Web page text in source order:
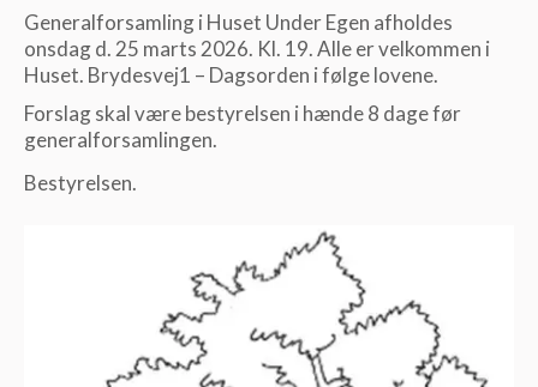
Generalforsamling i Huset Under Egen afholdes
onsdag d. 25 marts 2026. Kl. 19. Alle er velkommen i
Huset. Brydesvej1 – Dagsorden i følge lovene.
Forslag skal være bestyrelsen i hænde 8 dage før
generalforsamlingen.
Bestyrelsen.